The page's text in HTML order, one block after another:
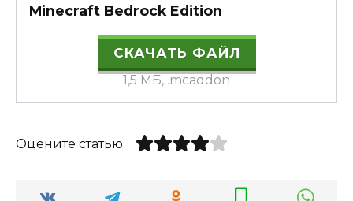
Minecraft Bedrock Edition
СКАЧАТЬ ФАЙЛ
1,5 МБ, .mcaddon
Оцените статью